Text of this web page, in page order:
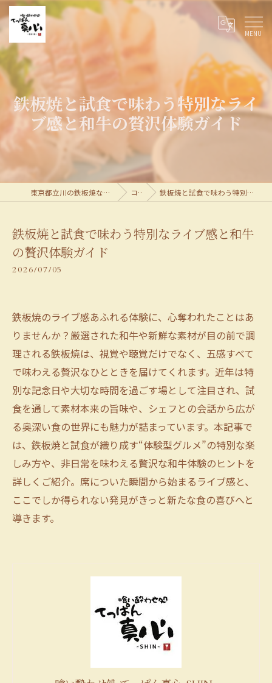
鉄板焼と試食で味わう特別なライ
ブ感と和牛の贅沢体験ガイド
東京都立川の鉄板焼なら喰い酔わせ処てっぱん真心 コラム 鉄板焼と試食で味わう特別なライブ感と和牛の贅沢体験ガイド
鉄板焼と試食で味わう特別なライブ感と和牛
の贅沢体験ガイド
2026/07/05
鉄板焼のライブ感あふれる体験に、心奪われたことはあ
りませんか？厳選された和牛や新鮮な素材が目の前で調
理される鉄板焼は、視覚や聴覚だけでなく、五感すべて
で味わえる贅沢なひとときを届けてくれます。近年は特
別な記念日や大切な時間を過ごす場として注目され、試
食を通して素材本来の旨味や、シェフとの会話から広が
る奥深い食の世界にも魅力が詰まっています。本記事で
は、鉄板焼と試食が織り成す“体験型グルメ”の特別な楽
しみ方や、非日常を味わえる贅沢な和牛体験のヒントを
詳しくご紹介。席についた瞬間から始まるライブ感と、
ここでしか得られない発見がきっと新たな食の喜びへと
導きます。